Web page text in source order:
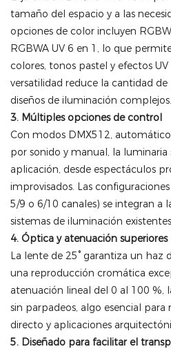
tamaño del espacio y a las
opciones de color incluyen
RGBWA UV 6 en 1, lo que
colores, tonos pastel y efectos
versatilidad reduce la cantidad de
diseños de iluminación complejos.
3. Múltiples opciones de control
Con modos DMX512,
por sonido y manual, la
aplicación, desde espectáculos
improvisados. Las
5/9 o 6/10 canales) se integran a
sistemas de iluminación
4. Óptica y atenuación superiores
La lente de 25° garantiza un haz
una reproducción cromática
atenuación lineal del 0 al 100 %,
sin parpadeos, algo esencial para
directo y aplicaciones
5. Diseñado para facilitar el